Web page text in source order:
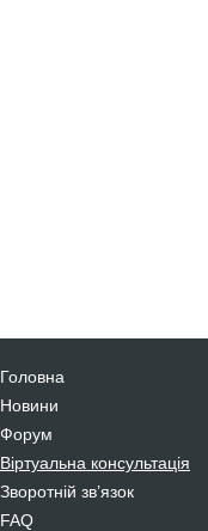
Головна
Новини
Форум
Віртуальна консультація
Зворотній зв’язок
FAQ